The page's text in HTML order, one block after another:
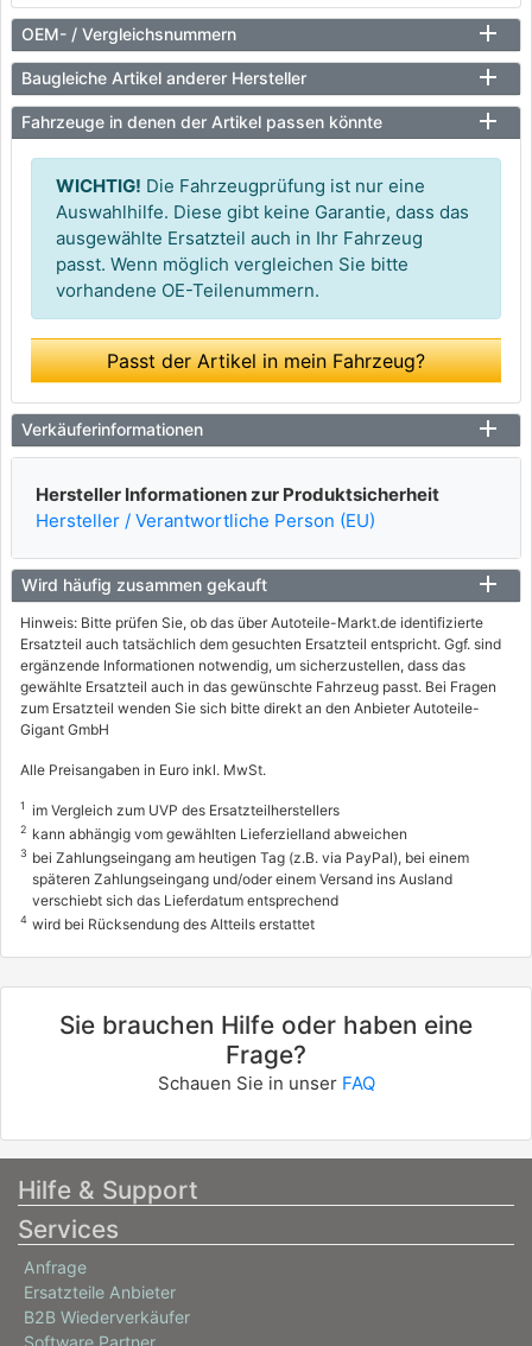
OEM- / Vergleichsnummern
Baugleiche Artikel anderer Hersteller
Fahrzeuge in denen der Artikel passen könnte
WICHTIG! Die Fahrzeugprüfung ist nur eine
Auswahlhilfe. Diese gibt keine Garantie, dass das
ausgewählte Ersatzteil auch in Ihr Fahrzeug
passt. Wenn möglich vergleichen Sie bitte
vorhandene OE-Teilenummern.
Passt der Artikel in mein Fahrzeug?
Verkäuferinformationen
Hersteller Informationen zur Produktsicherheit
Hersteller / Verantwortliche Person (EU)
Wird häufig zusammen gekauft
Hinweis: Bitte prüfen Sie, ob das über Autoteile-Markt.de identifizierte
Ersatzteil auch tatsächlich dem gesuchten Ersatzteil entspricht. Ggf. sind
ergänzende Informationen notwendig, um sicherzustellen, dass das
gewählte Ersatzteil auch in das gewünschte Fahrzeug passt. Bei Fragen
zum Ersatzteil wenden Sie sich bitte direkt an den Anbieter Autoteile-
Gigant GmbH
Alle Preisangaben in Euro inkl. MwSt.
1 im Vergleich zum UVP des Ersatzteilherstellers
2 kann abhängig vom gewählten Lieferzielland abweichen
3 bei Zahlungseingang am heutigen Tag (z.B. via PayPal), bei einem
späteren Zahlungseingang und/oder einem Versand ins Ausland
verschiebt sich das Lieferdatum entsprechend
4 wird bei Rücksendung des Altteils erstattet
Sie brauchen Hilfe oder haben eine
Frage?
Schauen Sie in unser FAQ
Hilfe & Support
Services
Anfrage
Ersatzteile Anbieter
B2B Wiederverkäufer
Software Partner